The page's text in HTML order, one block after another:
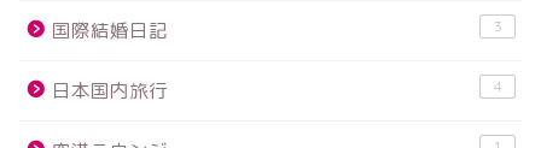
国際結婚日記 3
日本国内旅行 4